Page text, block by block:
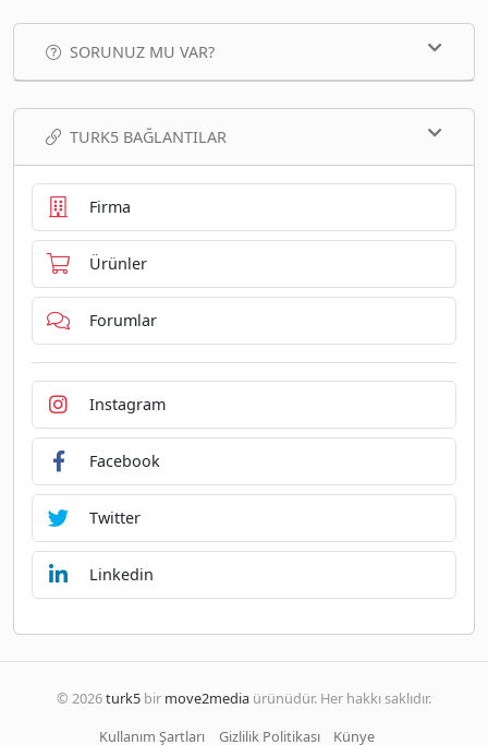
SORUNUZ MU VAR?
TURK5 BAĞLANTILAR
Firma
Ürünler
Forumlar
Instagram
Facebook
Twitter
Linkedin
© 2026turk5 bir move2media ürünüdür. Her hakkı saklıdır.
Kullanım Şartları
Gizlilik Politikası Künye